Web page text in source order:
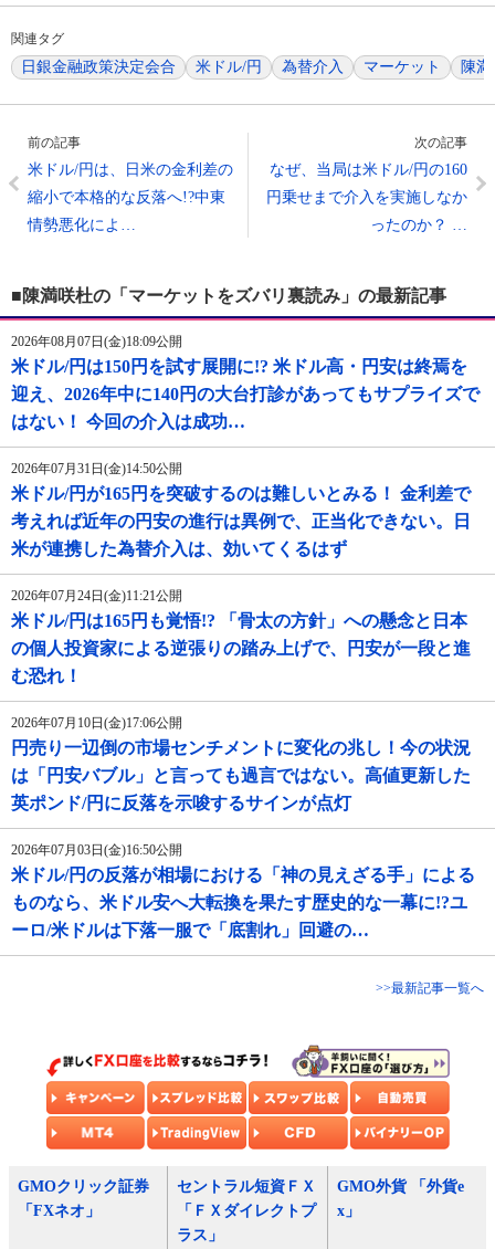
関連タグ
日銀金融政策決定会合 米ドル/円 為替介入 マーケット 陳
前の記事
米ドル/円は、日米の金利差の
縮小で本格的な反落へ!?中東
情勢悪化によ…
次の記事
なぜ、当局は米ドル/円の160
円乗せまで介入を実施しなか
ったのか？ …
■陳満咲杜の「マーケットをズバリ裏読み」の最新記事
2026年08月07日(金)18:09公開
米ドル/円は150円を試す展開に!? 米ドル高・円安は終焉を
迎え、2026年中に140円の大台打診があってもサプライズで
はない！ 今回の介入は成功…
2026年07月31日(金)14:50公開
米ドル/円が165円を突破するのは難しいとみる！ 金利差で
考えれば近年の円安の進行は異例で、正当化できない。日
米が連携した為替介入は、効いてくるはず
2026年07月24日(金)11:21公開
米ドル/円は165円も覚悟!? 「骨太の方針」への懸念と日本
の個人投資家による逆張りの踏み上げで、円安が一段と進
む恐れ！
2026年07月10日(金)17:06公開
円売り一辺倒の市場センチメントに変化の兆し！今の状況
は「円安バブル」と言っても過言ではない。高値更新した
英ポンド/円に反落を示唆するサインが点灯
2026年07月03日(金)16:50公開
米ドル/円の反落が相場における「神の見えざる手」による
ものなら、米ドル安へ大転換を果たす歴史的な一幕に!?ユ
ーロ/米ドルは下落一服で「底割れ」回避の…
>>最新記事一覧へ
GMOクリック証券
「FXネオ」
セントラル短資ＦＸ
「ＦＸダイレクトプ
ラス」
GMO外貨 「外貨e
x」